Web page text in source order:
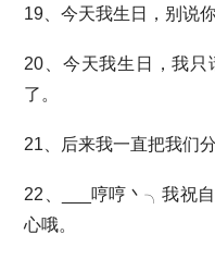
19、今天我生日，别说
20、今天我生日，我
了。
21、后来我一直把我们
22、___哼哼丶╮我祝
心哦。